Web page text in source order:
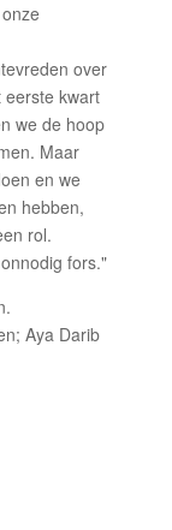
over
kwart
we de hoop
Maar
en we
hebben,
rol.
fors."
Aya Darib